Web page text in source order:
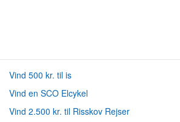
Vind 500 kr. til is
Vind en SCO Elcykel
Vind 2.500 kr. til Risskov Rejser